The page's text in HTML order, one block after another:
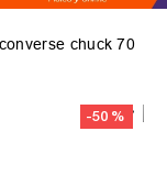
chuck 70
-50 %